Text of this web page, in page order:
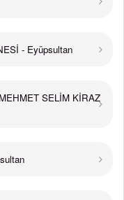
- Eyüpsultan
SELİM KİRAZ